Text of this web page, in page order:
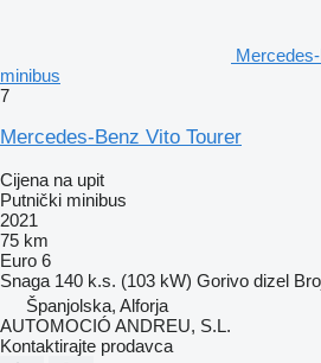
minibus
7
Mercedes-Benz Vito Tourer
Cijena na upit
Putnički minibus
2021
75 km
Euro 6
Snaga 140 k.s. (103 kW) Gorivo dizel
Španjolska, Alforja
AUTOMOCIÓ ANDREU, S.L.
Kontaktirajte prodavca